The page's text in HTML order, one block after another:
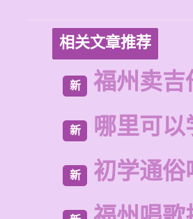
相关文章推荐
新 福州卖吉
新 哪里可以
新 初学通俗